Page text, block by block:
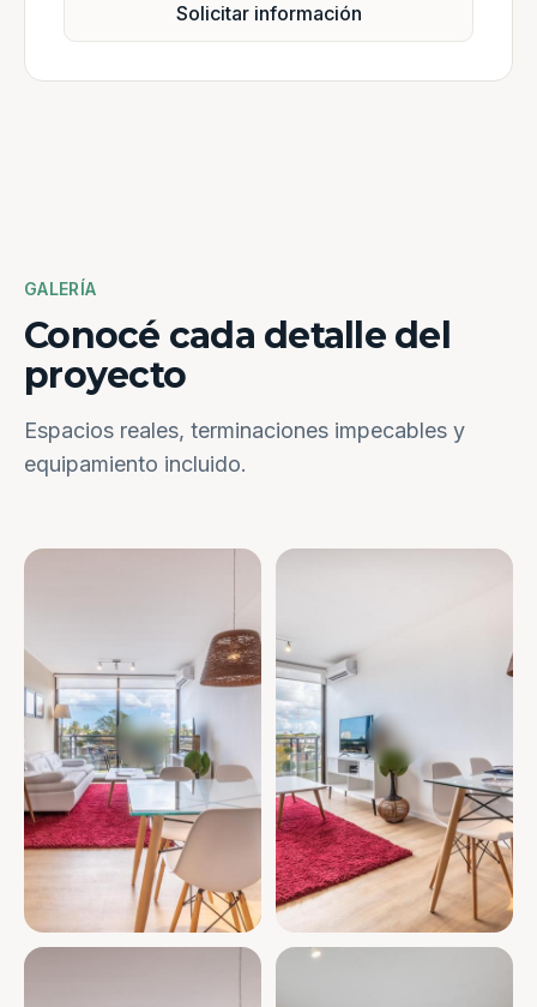
Solicitar información
GALERÍA
Conocé cada detalle del
proyecto
Espacios reales, terminaciones impecables y
equipamiento incluido.